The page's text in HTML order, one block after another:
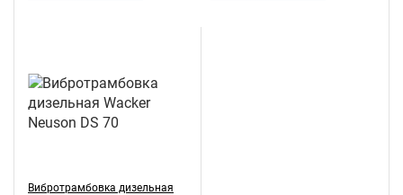
Вибротрамбовка дизельная